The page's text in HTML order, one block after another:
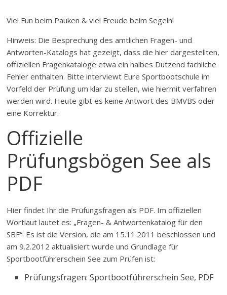
Viel Fun beim Pauken & viel Freude beim Segeln!
Hinweis: Die Besprechung des amtlichen Fragen- und
Antworten-Katalogs hat gezeigt, dass die hier dargestellten,
offiziellen Fragenkataloge etwa ein halbes Dutzend fachliche
Fehler enthalten. Bitte interviewt Eure Sportbootschule im
Vorfeld der Prüfung um klar zu stellen, wie hiermit verfahren
werden wird. Heute gibt es keine Antwort des BMVBS oder
eine Korrektur.
Offizielle
Prüfungsbögen See als
PDF
Hier findet Ihr die Prüfungsfragen als PDF. Im offiziellen
Wortlaut lautet es: „Fragen- & Antwortenkatalog für den
SBF“. Es ist die Version, die am 15.11.2011 beschlossen und
am 9.2.2012 aktualisiert wurde und Grundlage für
Sportbootführerschein See zum Prüfen ist:
Prüfungsfragen: Sportbootführerschein See, PDF